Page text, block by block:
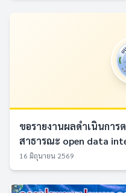
ขอรายงานผลดำเนินการ
สาธารณะ open data
16 มิถุนายน 2569